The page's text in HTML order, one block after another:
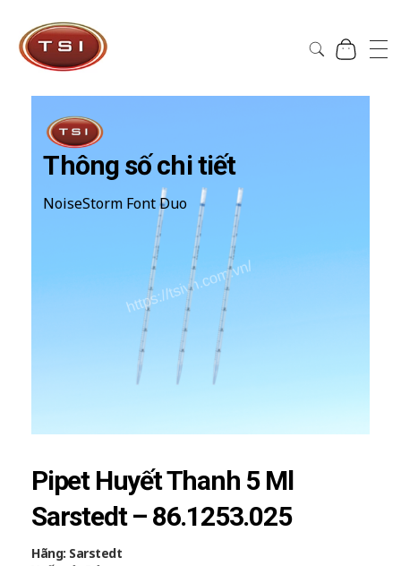
Pipet Huyết Thanh 5 Ml
Sarstedt – 86.1253.025
Hãng: Sarstedt